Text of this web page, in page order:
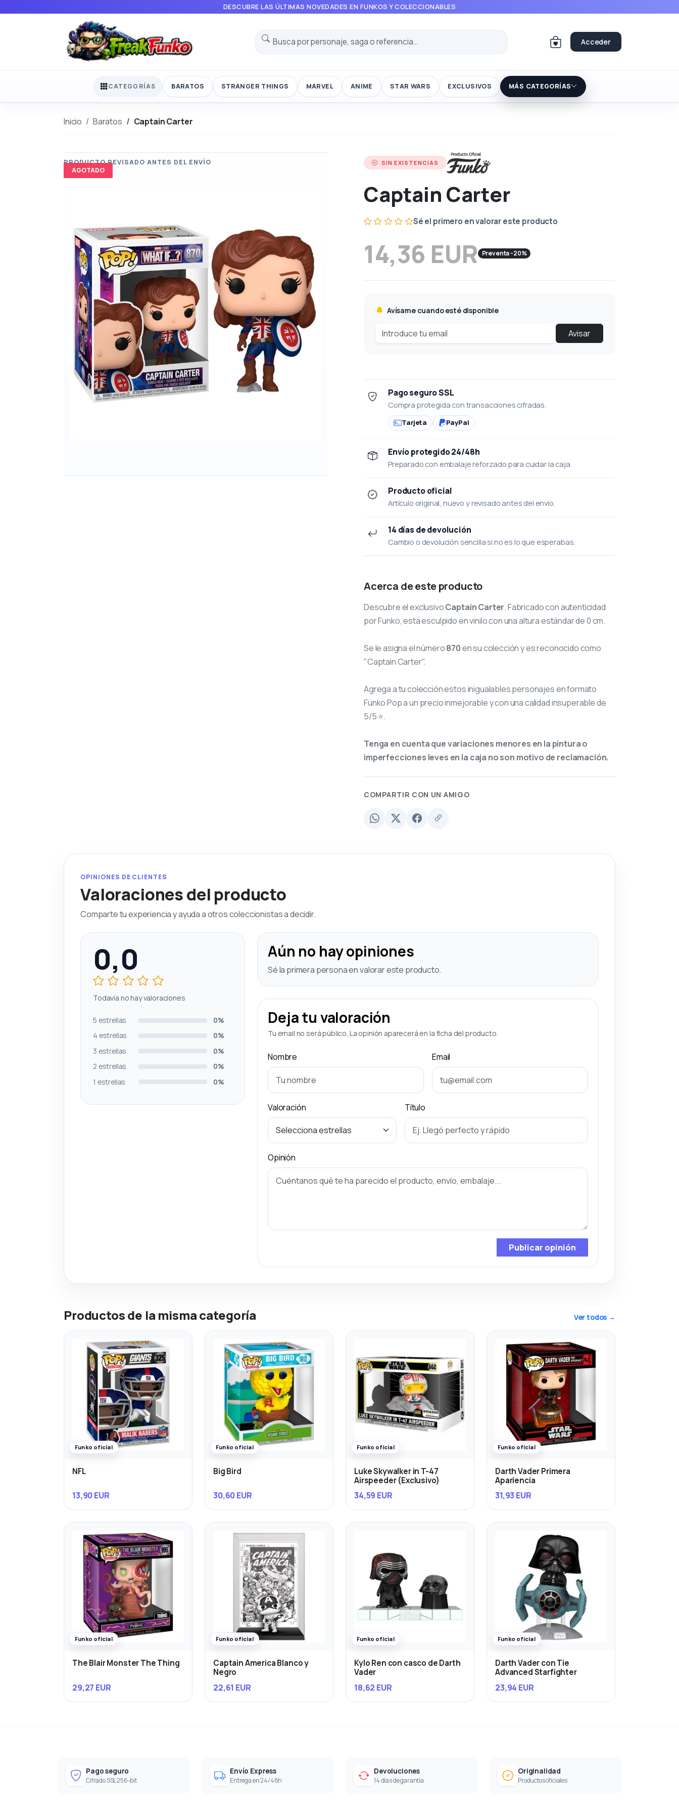
DESCUBRE LAS ÚLTIMAS NOVEDADES EN FUNKOS Y COLECCIONABLES
Acceder
CATEGORÍAS BARATOS STRANGER THINGS MARVEL ANIME STAR WARS EXCLUSIVOS MÁS CATEGORÍAS
Inicio Baratos Captain Carter
AGOTADO
SIN EXISTENCIAS
Captain Carter
Sé el primero en valorar este producto
14,36 EUR Preventa -20%
Avísame cuando esté disponible
Avisar
Pago seguro SSL
Compra protegida con transacciones cifradas.
Tarjeta PayPal
Envío protegido 24/48h
Preparado con embalaje reforzado para cuidar la caja.
Producto oficial
Artículo original, nuevo y revisado antes del envío.
14 días de devolución
Cambio o devolución sencilla si no es lo que esperabas.
Acerca de este producto
Descubre el exclusivoCaptain Carter. Fabricado con autenticidad
por Funko, está esculpido en vinilo con una altura estándar de 0 cm.
Se le asigna el número870en su colección y es reconocido como
"Captain Carter".
Agrega a tu colección estos inigualables personajes en formato
Funko Pop a un precio inmejorable y con una calidad insuperable de
5/5 ⭐.
Tenga en cuenta que variaciones menores en la pintura o
imperfecciones leves en la caja no son motivo de reclamación.
COMPARTIR CON UN AMIGO
OPINIONES DE CLIENTES
Valoraciones del producto
Comparte tu experiencia y ayuda a otros coleccionistas a decidir.
0,0
Todavía no hay valoraciones
5 estrellas
0%
4 estrellas
0%
3 estrellas
0%
2 estrellas
0%
1 estrellas
0%
Aún no hay opiniones
Sé la primera persona en valorar este producto.
Deja tu valoración
Tu email no será público. La opinión aparecerá en la ficha del producto.
Nombre Email
Valoración Título
Opinión
Publicar opinión
Productos de la misma categoría Ver todos →
Funko oficial
NFL
13,90 EUR
Funko oficial
Big Bird
30,60 EUR
Funko oficial
Luke Skywalker in T-47
Airspeeder (Exclusivo)
34,59 EUR
Funko oficial
Darth Vader Primera
Apariencia
31,93 EUR
Funko oficial
The Blair Monster The Thing
29,27 EUR
Funko oficial
Captain America Blanco y
Negro
22,61 EUR
Funko oficial
Kylo Ren con casco de Darth
Vader
18,62 EUR
Funko oficial
Darth Vader con Tie
Advanced Starfighter
23,94 EUR
Pago seguro
Cifrado SSL 256-bit
Envío Express
Entrega en 24/48h
Devoluciones
14 días de garantía
Originalidad
Productos oficiales